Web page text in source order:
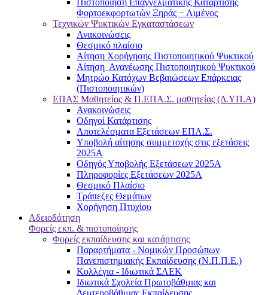
Πιστοποίηση Επαγγελματικής Κατάρτισης
Φορτοεκφορτωτών Ξηράς − Λιμένος
Τεχνικών Ψυκτικών Εγκαταστάσεων
Ανακοινώσεις
Θεσμικό πλαίσιο
Αίτηση Χορήγησης Πιστοποιητικού Ψυκτικού
Αίτηση Ανανέωσης Πιστοποιητικού Ψυκτικού
Μητρώο Κατόχων Βεβαιώσεων Επάρκειας
(Πιστοποιητικών)
ΕΠΑΣ Μαθητείας & Π.ΕΠΑ.Σ. μαθητείας (Δ.ΥΠ.Α)
Ανακοινώσεις
Oδηγοί Κατάρτισης
Αποτελέσματα Εξετάσεων ΕΠΑ.Σ.
Υποβολή αίτησης συμμετοχής στις εξετάσεις
2025Α
Οδηγός Υποβολής Εξετάσεων 2025A
Πληροφορίες Εξετάσεων 2025Α
Θεσμικό Πλαίσιο
Τράπεζες Θεμάτων
Χορήγηση Πτυχίου
Αδειοδότηση
Φορείς εκπ. & πιστοποίησης
Φορείς εκπαίδευσης και κατάρτισης
Παραρτήματα - Νομικών Προσώπων
Πανεπιστημιακής Εκπαίδευσης (Ν.Π.Π.Ε.)
Κολλέγια - Ιδιωτικά ΣΑΕΚ
Ιδιωτικά Σχολεία Πρωτοβάθμιας και
Δευτεροβάθμιας Εκπαίδευσης